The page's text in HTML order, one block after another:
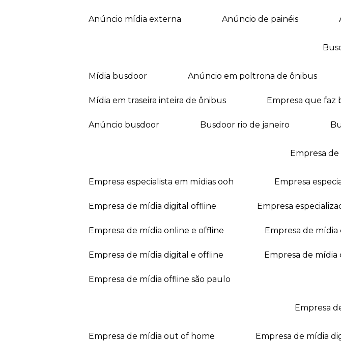
anúncio mídia externa anúncio de painéis
mídia busdoor anúncio em poltrona de ônibus
mídia em traseira inteira de ônibus empresa que faz
anúncio busdoor busdoor rio de janeiro
empresa
empresa especialista em mídias ooh empresa
empresa de mídia digital offline empresa
empresa de mídia online e offline empresa de
empresa de mídia digital e offline empresa de
empresa de mídia offline são paulo
empresa
empresa de mídia out of home empresa de mídia